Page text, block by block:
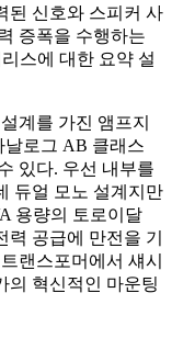
된 신호와 스피커 사
증폭을 수행하는
스에 대한 요약 설
계를 가진 앰프지
날로그 AB 클래스
있다. 우선 내부를
듀얼 모노 설계지만
용량의 토로이달
공급에 만전을 기
랜스포머에서 섀시
의 혁신적인 마운팅